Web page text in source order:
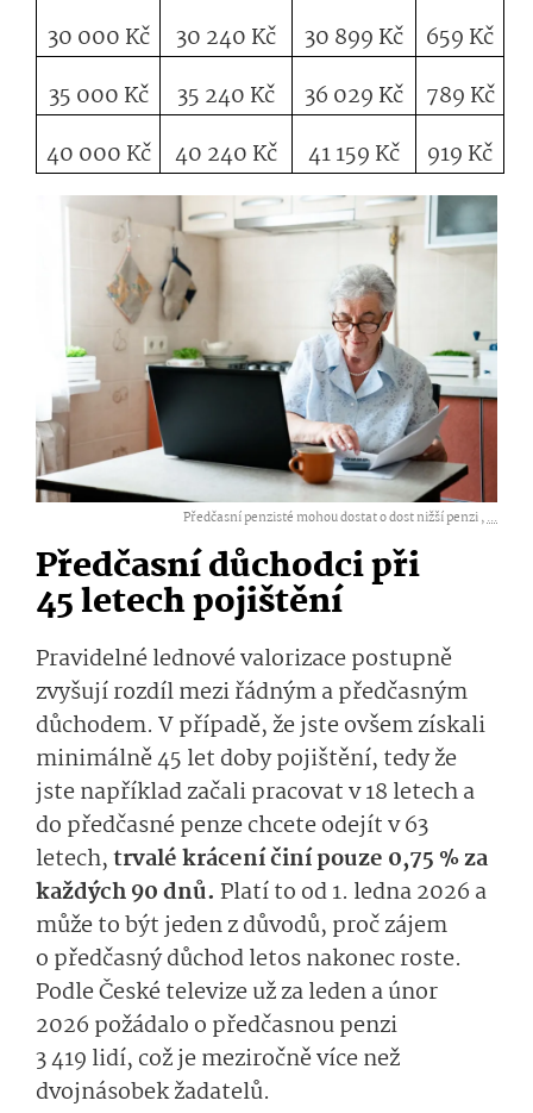
30 000 Kč
30 240 Kč 30 899 Kč
659 Kč
35 000 Kč
35 240 Kč 36 029 Kč
789 Kč
40 000 Kč
40 240 Kč 41 159 Kč 919 Kč
Předčasní penzisté mohou dostat o dost nižší penzi ,...
Předčasní důchodci při
45 letech pojištění
Pravidelné lednovévalorizace postupně
zvyšují rozdíl mezi řádným a předčasným
důchodem. V případě, že jste ovšem získali
minimálně 45 let doby pojištění, tedy že
jste například začali pracovat v 18 letech a
do předčasné penze chcete odejít v 63
letech,trvalé krácení činí pouze 0,75 % za
každých 90 dnů. Platí to od 1. ledna 2026 a
může to být jeden z důvodů, proč zájem
o předčasný důchod letos nakonec roste.
Podle České televize už za leden a únor
2026 požádalo o předčasnou penzi
3 419 lidí, což je meziročně více než
dvojnásobek žadatelů.